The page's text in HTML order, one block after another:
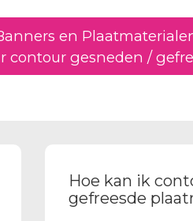
en
gesneden /
Hoe kan ik
gefreesde